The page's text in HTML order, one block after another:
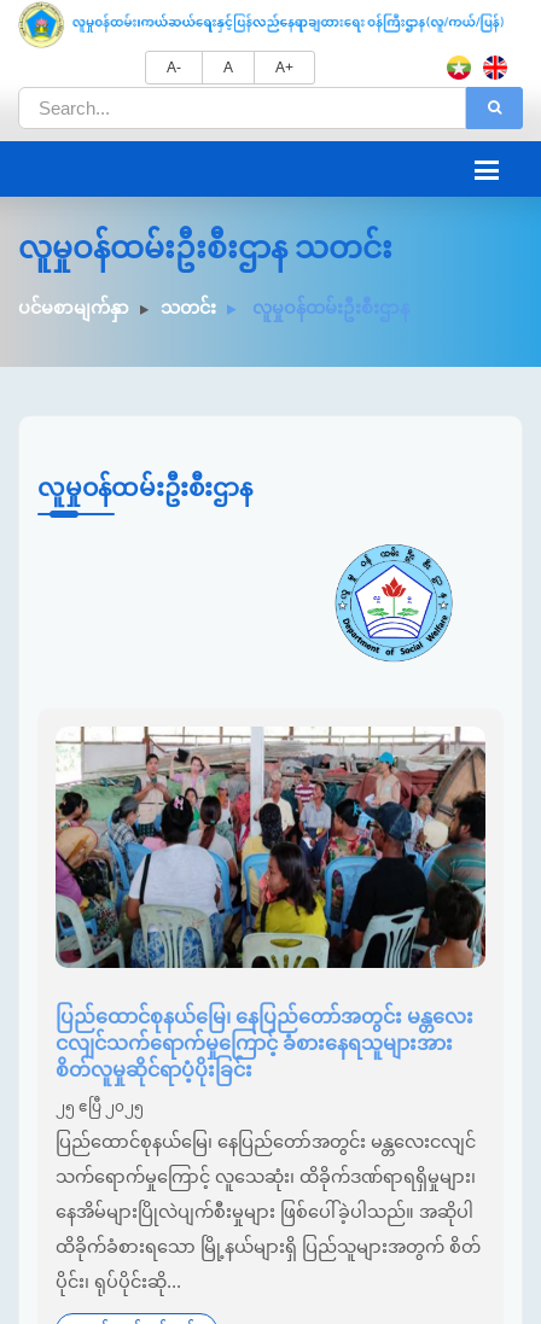
A- A A+
လူမှုဝန်ထမ်းဦးစီးဌာန သတင်း
ပင်မစာမျက်နှာ သတင်း လူမှုဝန်ထမ်းဦးစီးဌာန
လူမှုဝန်ထမ်းဦးစီးဌာန
ပြည်ထောင်စုနယ်မြေ၊ နေပြည်တော်အတွင်း မန္တလေး
ငလျင်သက်ရောက်မှုကြောင့် ခံစားနေရသူများအား
စိတ်လူမှုဆိုင်ရာပံ့ပိုးခြင်း
၂၅ ဧပြီ ၂၀၂၅
ပြည်ထောင်စုနယ်မြေ၊ နေပြည်တော်အတွင်း မန္တလေးငလျင်
သက်ရောက်မှုကြောင့် လူသေဆုံး၊ ထိခိုက်ဒဏ်ရာရရှိမှုများ၊
နေအိမ်များပြိုလဲပျက်စီးမှုများ ဖြစ်ပေါ်ခဲ့ပါသည်။ အဆိုပါ
ထိခိုက်ခံစားရသော မြို့နယ်များရှိ ပြည်သူများအတွက် စိတ်
ပိုင်း၊ ရုပ်ပိုင်းဆို...